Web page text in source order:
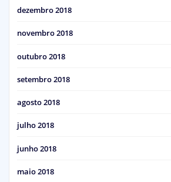
dezembro 2018
novembro 2018
outubro 2018
setembro 2018
agosto 2018
julho 2018
junho 2018
maio 2018